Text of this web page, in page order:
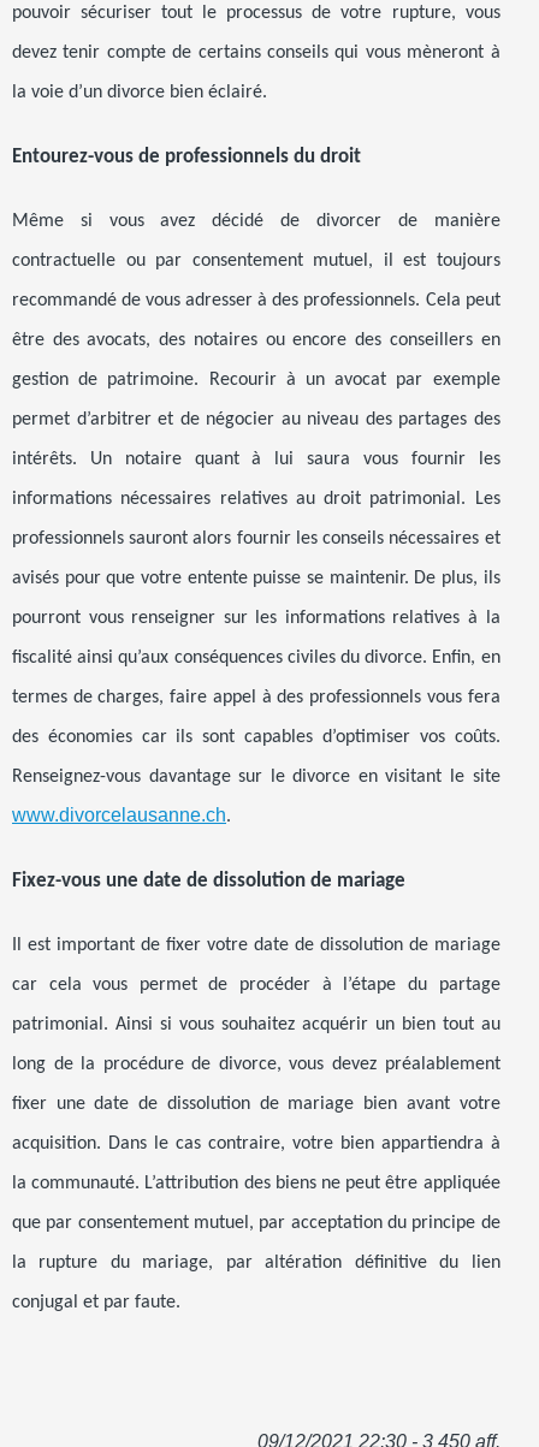
pouvoir sécuriser tout le processus de votre rupture, vous
devez tenir compte de certains conseils qui vous mèneront à
la voie d’un divorce bien éclairé.
Entourez-vous de professionnels du droit
Même si vous avez décidé de divorcer de manière
contractuelle ou par consentement mutuel, il est toujours
recommandé de vous adresser à des professionnels. Cela peut
être des avocats, des notaires ou encore des conseillers en
gestion de patrimoine. Recourir à un avocat par exemple
permet d’arbitrer et de négocier au niveau des partages des
intérêts. Un notaire quant à lui saura vous fournir les
informations nécessaires relatives au droit patrimonial. Les
professionnels sauront alors fournir les conseils nécessaires et
avisés pour que votre entente puisse se maintenir. De plus, ils
pourront vous renseigner sur les informations relatives à la
fiscalité ainsi qu’aux conséquences civiles du divorce. Enfin, en
termes de charges, faire appel à des professionnels vous fera
des économies car ils sont capables d’optimiser vos coûts.
Renseignez-vous davantage sur le divorce en visitant le site
www.divorcelausanne.ch.
Fixez-vous une date de dissolution de mariage
Il est important de fixer votre date de dissolution de mariage
car cela vous permet de procéder à l’étape du partage
patrimonial. Ainsi si vous souhaitez acquérir un bien tout au
long de la procédure de divorce, vous devez préalablement
fixer une date de dissolution de mariage bien avant votre
acquisition. Dans le cas contraire, votre bien appartiendra à
la communauté. L’attribution des biens ne peut être appliquée
que par consentement mutuel, par acceptation du principe de
la rupture du mariage, par altération définitive du lien
conjugal et par faute.
09/12/2021 22:30 - 3 450 aff.